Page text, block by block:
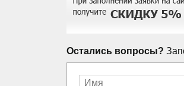
Остались вопросы?